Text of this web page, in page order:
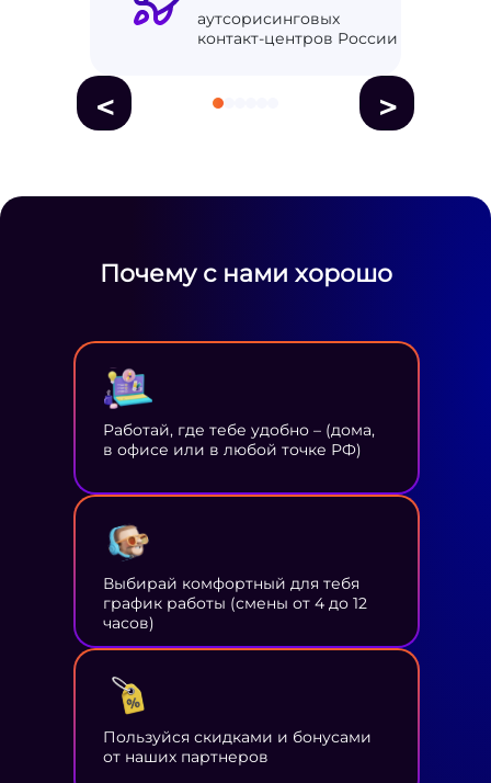
аутсорисинговых
контакт-центров России
< >
Почему с нами хорошо
Работай, где тебе удобно – (дома,
в офисе или в любой точке РФ)
Выбирай комфортный для тебя
график работы (смены от 4 до 12
часов)
Пользуйся скидками и бонусами
от наших партнеров